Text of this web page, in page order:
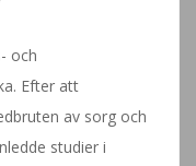
och
Efter att
av sorg och
studier i